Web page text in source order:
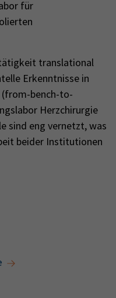
für
translational
Erkenntnisse in
(from-bench-to-
Herzchirurgie
sind eng vernetzt, was
beider Institutionen